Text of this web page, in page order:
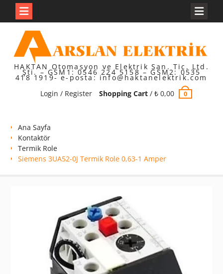
content
HAKTAN Otomasyon ve Elektrik San. Tic. Ltd.
Şti. – GSM1: 0546 224 5158 – GSM2: 0535
418 1919- e-posta: info@haktanelektrik.com
Login / Register
Shopping Cart/ ₺0,00 0
Ana Sayfa
Kontaktör
Termik Role
Siemens 3UA52-0J Termik Role 0,63-1 Amper